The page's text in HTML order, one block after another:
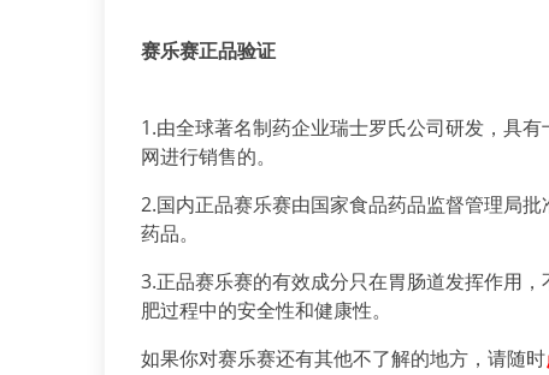
赛乐赛正品验证
1.由全球著名制药企业瑞士罗氏公司研发，具
网进行销售的。
2.国内正品赛乐赛由国家食品药品监督管理局
药品。
3.正品赛乐赛的有效成分只在胃肠道发挥作用
肥过程中的安全性和健康性。
如果你对赛乐赛还有其他不了解的地方，请随时